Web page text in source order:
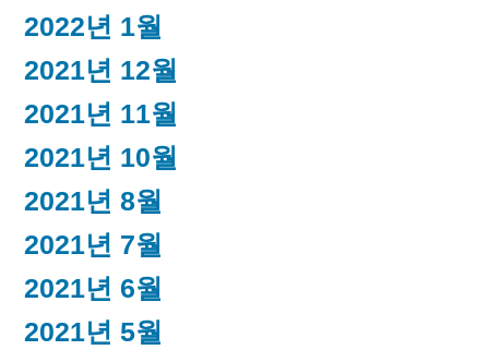
2022년 1월
2021년 12월
2021년 11월
2021년 10월
2021년 8월
2021년 7월
2021년 6월
2021년 5월